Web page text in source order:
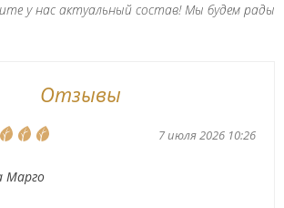
у нас актуальный состав! Мы будем рады
Отзывы
7 июля 2026 10:26
Марго